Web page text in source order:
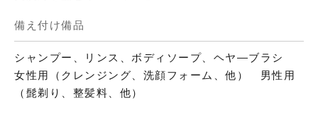
備え付け備品
シャンプー、リンス、ボディソープ、ヘヤ―ブラシ
女性用（クレンジング、洗顔フォーム、他） 男性用
（髭剃り、整髪料、他）